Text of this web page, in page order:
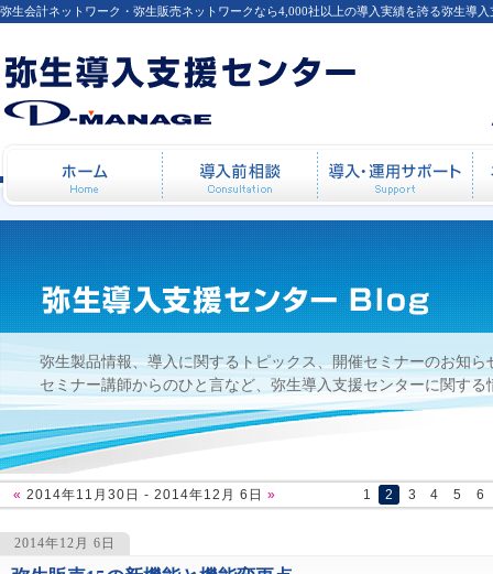
2014年11月30日 - 2014年12月 6日
弥生会計ネットワーク・弥生販売ネットワークなら4,000社以上の導入実績を誇る弥生導
弥生製品情報、導入に関するトピックス、開催セミナーのお知ら
セミナー講師からのひと言など、弥生導入支援センターに関す
«2014年11月30日 - 2014年12月 6日 » 1 2 3 4 5 6
2014年12月 6日
ホーム 導入前相談 導